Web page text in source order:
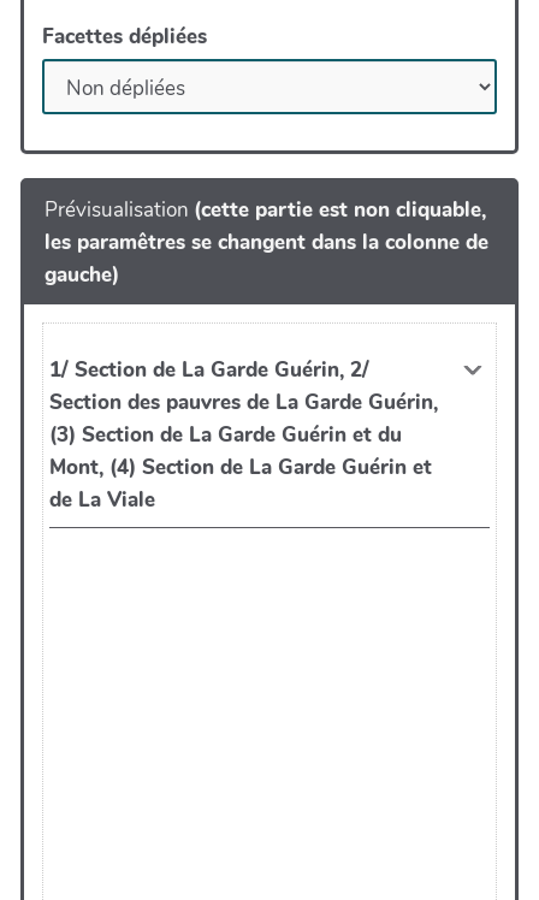
À votre connaissance, ce commun a-t-il un ou
plusieurs propriétaires ?
Existe t-il à votre connaissance, un droit
d'usage des ressources de ce commun ?
Services rendus par le commun
Vie du commun
Facettes dépliées
Prévisualisation (cette partie est non cliquable,
les paramêtres se changent dans la colonne de
gauche)